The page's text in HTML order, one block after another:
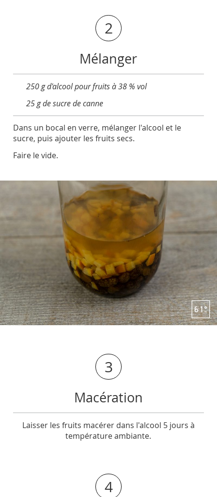
2
Mélanger
250 g d'alcool pour fruits à 38 % vol
25 g de sucre de canne
Dans un bocal en verre, mélanger l'alcool et le
sucre, puis ajouter les fruits secs.
Faire le vide.
3
Macération
Laisser les fruits macérer dans l'alcool 5 jours à
température ambiante.
4